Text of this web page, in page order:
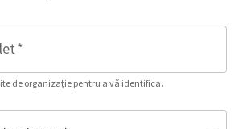
*
de organizație pentru a vă identifica.